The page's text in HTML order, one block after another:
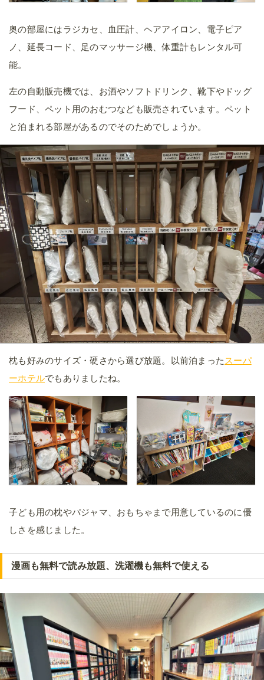
奥の部屋にはラジカセ、血圧計、ヘアアイロン、電子ピア
ノ、延長コード、足のマッサージ機、体重計もレンタル可
能。
左の自動販売機では、お酒やソフトドリンク、靴下やドッグ
フード、ペット用のおむつなども販売されています。ペット
と泊まれる部屋があるのでそのためでしょうか。
枕も好みのサイズ・硬さから選び放題。以前泊まった スーパ
ーホテルでもありましたね。
子ども用の枕やパジャマ、おもちゃまで用意しているのに優
しさを感じました。
漫画も無料で読み放題、洗濯機も無料で使える